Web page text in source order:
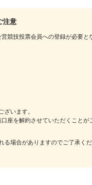
注意
競技投票会員への登録が必要と
います。
座を解約させていただくことが
場合がありますのでご了承くだ